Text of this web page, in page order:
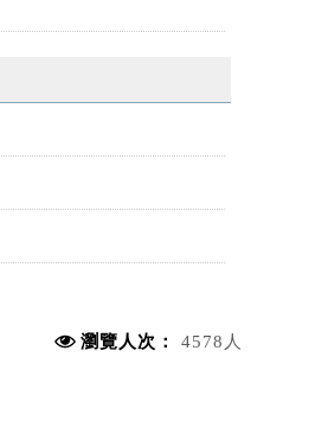
瀏覽人次： 4578人